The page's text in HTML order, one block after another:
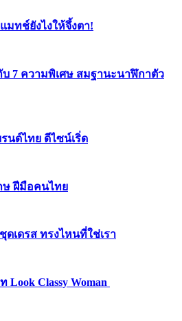
มทช์ยังไงให้จึ้งตา!
บ 7 ความพิเศษ สมฐานะนาฬิกาตัว
นด์ไทย ดีไซน์เริ่ด
ษ ฝีมือคนไทย
ดเดรส ทรงไหนที่ใช่เรา
Look Classy Woman